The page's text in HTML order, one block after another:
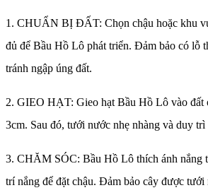
1. CHUẨN BỊ ĐẤT: Chọn chậu hoặc khu
đủ để Bầu Hồ Lô phát triển. Đảm bảo có lỗ
tránh ngập úng đất.
2. GIEO HẠT: Gieo hạt Bầu Hồ Lô vào đất
3cm. Sau đó, tưới nước nhẹ nhàng và duy trì
3. CHĂM SÓC: Bầu Hồ Lô thích ánh nắng
trí nắng để đặt chậu. Đảm bảo cây được tưới